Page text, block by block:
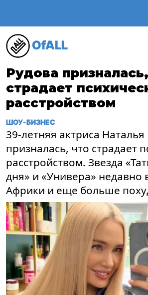
OfALL
Рудова
страдает
расстройством
ШОУ-БИЗНЕС
39-летняя актриса Наталья
призналась, что страдает
расстройством. Звезда
дня» и «Универа» недавно
Африки и еще больше